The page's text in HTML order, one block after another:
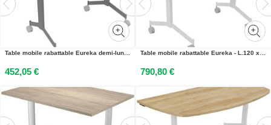
Table mobile rabattable Eureka demi-lune - L.140 x P.70 cm - Plateau Blanc - Pieds Aluminium
452,05 €
Table mobile rabattable Eureka - L.120 x P.80 cm - Plateau Chêne - Pieds Blanc
790,80 €